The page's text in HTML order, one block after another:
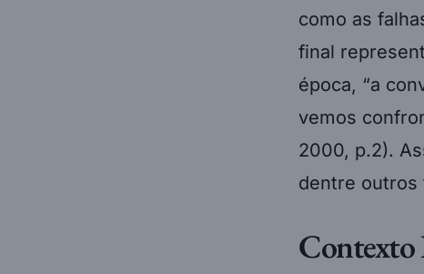
como as
final
época, “a
vemos
2000, p.2).
dentre outros
Contexto